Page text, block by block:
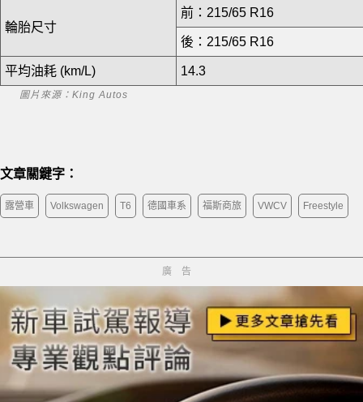
輪胎尺寸
前：215/65 R16
後：215/65 R16
平均油耗 (km/L) 14.3
圖片來源：King Autos
文章關鍵字：
露營車 Volkswagen T6 德國車系 福斯商旅 VWCV Freestyle
廣告